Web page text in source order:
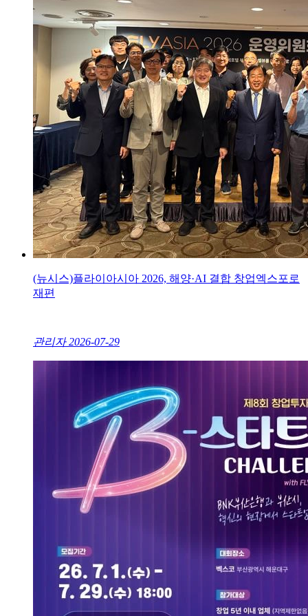
(뉴시스)플라이아시아 2026, 해양·AI 결합 창업엑스포로
재편
관리자 2026-07-29